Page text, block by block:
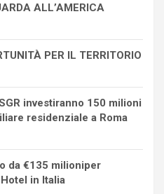
ALL’AMERICA
PER IL TERRITORIO
investiranno 150 milioni
residenziale a Roma
da €135 milioniper
in Italia